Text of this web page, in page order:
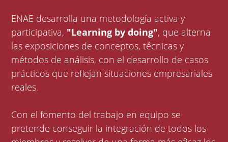
ENAE desarrolla una metodología activa y
participativa, "Learning by doing", que alterna
las exposiciones de conceptos, técnicas y
métodos de análisis, con el desarrollo de casos
prácticos que reflejan situaciones empresariales
reales.
Con el fomento del trabajo en equipo se
pretende conseguir la integración de todos los